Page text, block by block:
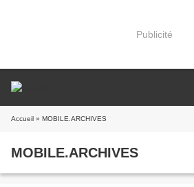
Publicité
Accueil » MOBILE.ARCHIVES
MOBILE.ARCHIVES